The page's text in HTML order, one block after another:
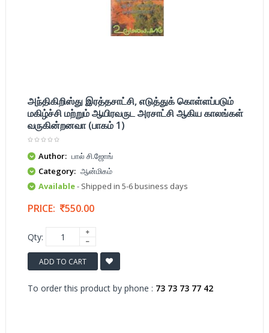
அந்திகிறிஸ்து இரத்தசாட்சி, எடுத்துக் கொள்ளப்படும்
மகிழ்ச்சி மற்றும் ஆயிரவருட அரசாட்சி ஆகிய காலங்கள்
வருகின்றனவா (பாகம் 1)
Author: பால் சி.ஜோங்
Category: ஆன்மிகம்
Available- Shipped in 5-6 business days
PRICE: 550.00
Qty:
ADD TO CART
To order this product by phone : 73 73 73 77 42